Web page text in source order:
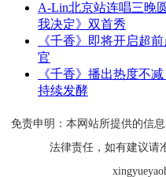
A-Lin北京站连唱三晚
我决定》双首秀
《千香》即将开启超
官
《千香》播出热度不
持续发酵
免责申明：本网站所提供的信
法律责任，如有建议请